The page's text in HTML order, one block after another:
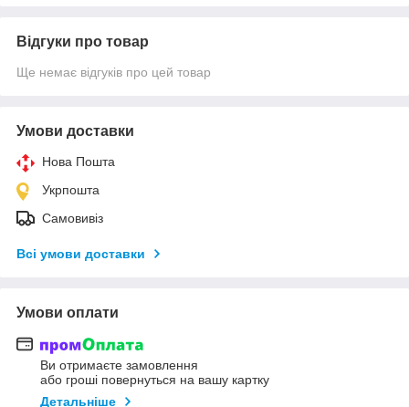
Відгуки про товар
Ще немає відгуків про цей товар
Умови доставки
Нова Пошта
Укрпошта
Самовивіз
Всі умови доставки
Умови оплати
Ви отримаєте замовлення
або гроші повернуться на вашу картку
Детальніше